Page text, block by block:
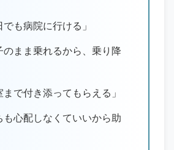
でも病院に行ける」
のまま乗れるから、乗り降
まで付き添ってもらえる」
も心配しなくていいから助